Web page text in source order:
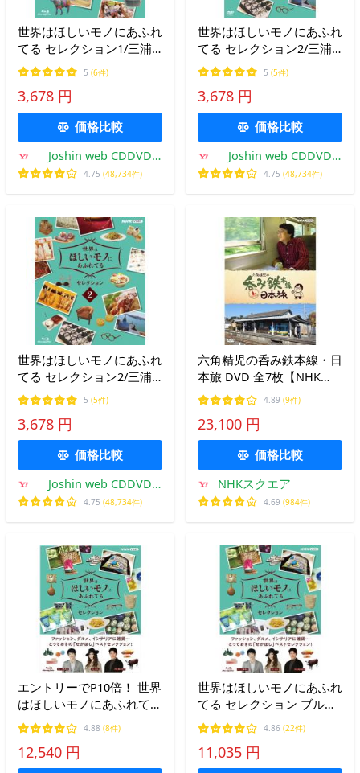
世界はほしいモノにあふれ
てる セレクション1/三浦
春馬、JUJU、鈴木亮平
[Blu-ray]【返品種別A】
5 (6件)
3,678 円
価格比較
Joshin web CDDVD
Yahoo!店
4.75 (48,734件)
世界はほしいモノにあふれ
てる セレクション2/三浦
春馬、JUJU、鈴木亮平
[DVD]【返品種別A】
5 (5件)
3,678 円
価格比較
Joshin web CDDVD
Yahoo!店
4.75 (48,734件)
世界はほしいモノにあふれ
てる セレクション2/三浦
春馬、JUJU、鈴木亮平
[Blu-ray]【返品種別A】
5 (5件)
3,678 円
価格比較
Joshin web CDDVD
Yahoo!店
4.75 (48,734件)
六角精児の呑み鉄本線・日
本旅 DVD 全7枚【NHK
DVD公式】
4.89 (9件)
23,100 円
価格比較
NHKスクエア
4.69 (984件)
エントリーでP10倍！ 世界
はほしいモノにあふれてる
セレクション ブルーレイ
BOX 全3枚 BD【NHK DVD
公式】
4.88 (8件)
12,540 円
世界はほしいモノにあふれ
てる セレクション ブルー
レイBOX/三浦春馬、
JUJU、鈴木亮平[Blu-ray]
【返品種別A】
4.86 (22件)
11,035 円